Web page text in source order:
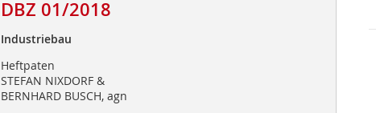
DBZ 01/2018
Industriebau
Heftpaten
STEFAN NIXDORF &
BERNHARD BUSCH, agn